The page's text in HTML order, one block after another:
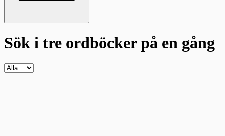
Sök i tre ordböckerpå en gång